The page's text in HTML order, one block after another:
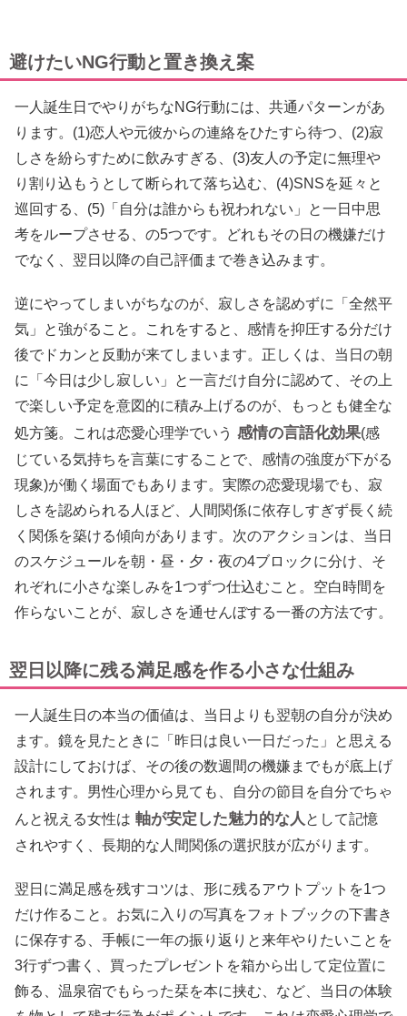
避けたいNG行動と置き換え案
一人誕生日でやりがちなNG行動には、共通パターンがあ
ります。(1)恋人や元彼からの連絡をひたすら待つ、(2)寂
しさを紛らすために飲みすぎる、(3)友人の予定に無理や
り割り込もうとして断られて落ち込む、(4)SNSを延々と
巡回する、(5)「自分は誰からも祝われない」と一日中思
考をループさせる、の5つです。どれもその日の機嫌だけ
でなく、翌日以降の自己評価まで巻き込みます。
逆にやってしまいがちなのが、寂しさを認めずに「全然平
気」と強がること。これをすると、感情を抑圧する分だけ
後でドカンと反動が来てしまいます。正しくは、当日の朝
に「今日は少し寂しい」と一言だけ自分に認めて、その上
で楽しい予定を意図的に積み上げるのが、もっとも健全な
処方箋。これは恋愛心理学でいう 感情の言語化効果(感
じている気持ちを言葉にすることで、感情の強度が下がる
現象)が働く場面でもあります。実際の恋愛現場でも、寂
しさを認められる人ほど、人間関係に依存しすぎず長く続
く関係を築ける傾向があります。次のアクションは、当日
のスケジュールを朝・昼・夕・夜の4ブロックに分け、そ
れぞれに小さな楽しみを1つずつ仕込むこと。空白時間を
作らないことが、寂しさを通せんぼする一番の方法です。
翌日以降に残る満足感を作る小さな仕組み
一人誕生日の本当の価値は、当日よりも翌朝の自分が決め
ます。鏡を見たときに「昨日は良い一日だった」と思える
設計にしておけば、その後の数週間の機嫌までもが底上げ
されます。男性心理から見ても、自分の節目を自分でちゃ
んと祝える女性は 軸が安定した魅力的な人 として記憶
されやすく、長期的な人間関係の選択肢が広がります。
翌日に満足感を残すコツは、形に残るアウトプットを1つ
だけ作ること。お気に入りの写真をフォトブックの下書き
に保存する、手帳に一年の振り返りと来年やりたいことを
3行ずつ書く、買ったプレゼントを箱から出して定位置に
飾る、温泉宿でもらった栞を本に挟む、など、当日の体験